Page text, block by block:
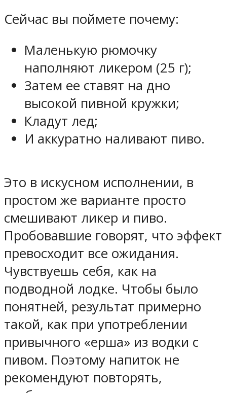
Сейчас вы поймете почему:
Маленькую рюмочку
наполняют ликером (25 г);
Затем ее ставят на дно
высокой пивной кружки;
Кладут лед;
И аккуратно наливают пиво.
Это в искусном исполнении, в
простом же варианте просто
смешивают ликер и пиво.
Пробовавшие говорят, что эффект
превосходит все ожидания.
Чувствуешь себя, как на
подводной лодке. Чтобы было
понятней, результат примерно
такой, как при употреблении
привычного «ерша» из водки с
пивом. Поэтому напиток не
рекомендуют повторять,